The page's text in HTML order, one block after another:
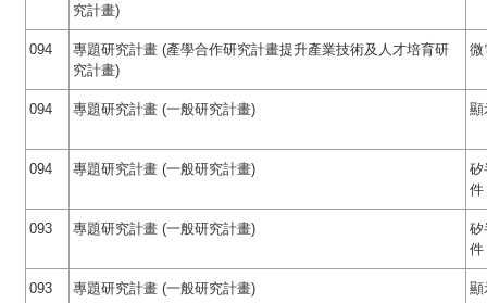
究計畫)
094
專題研究計畫 (產學合作研究計畫提升產業技術及人才培育研
究計畫)
微
094 專題研究計畫 (一般研究計畫) 顯
094 專題研究計畫 (一般研究計畫)
矽
件
093 專題研究計畫 (一般研究計畫)
矽
件
093 專題研究計畫 (一般研究計畫) 顯